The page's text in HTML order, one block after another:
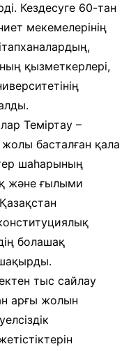
Кездесуге 60-тан
мекемелерінің
қызметкерлері,
Теміртау –
басталған қала
шаһарының
және ғылыми
болашақ
тыс сайлау
арғы жолын